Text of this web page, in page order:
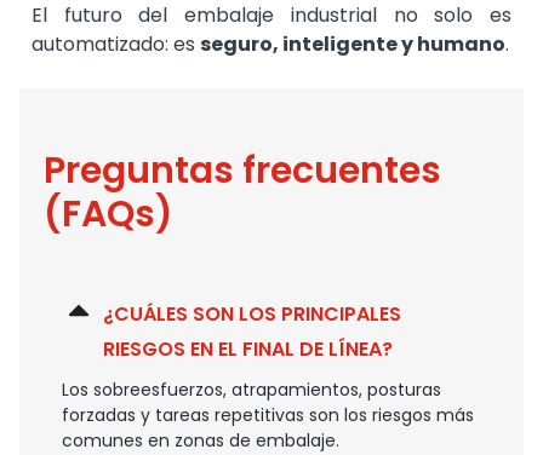
El futuro del embalaje industrial no solo es
automatizado: es seguro, inteligente y humano.
Preguntas frecuentes
(FAQs)
¿CUÁLES SON LOS PRINCIPALES
RIESGOS EN EL FINAL DE LÍNEA?
Los sobreesfuerzos, atrapamientos, posturas
forzadas y tareas repetitivas son los riesgos más
comunes en zonas de embalaje.